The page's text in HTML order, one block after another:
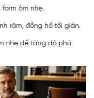
ôm nhẹ.
râm, đồng hồ tối giản.
nhẹ để tăng độ phá